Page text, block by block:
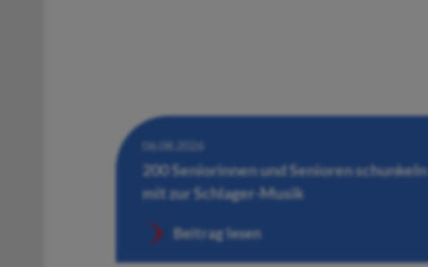
06.08.2026
200 Seniorinnen und Senioren schunkeln
mit zur Schlager-Musik
Beitrag lesen